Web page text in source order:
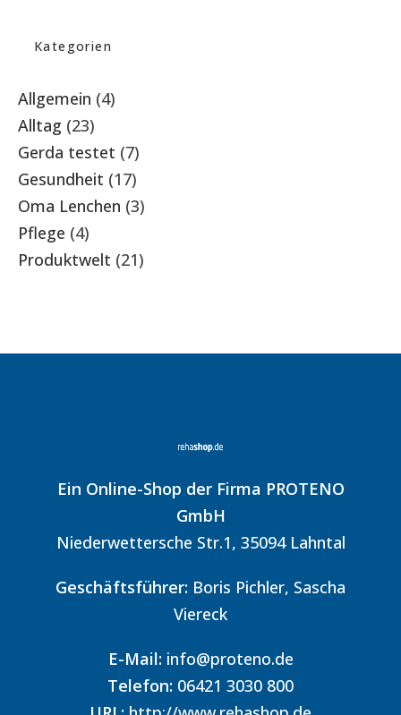
Kategorien
Allgemein (4)
Alltag (23)
Gerda testet (7)
Gesundheit (17)
Oma Lenchen (3)
Pflege (4)
Produktwelt (21)
Ein Online-Shop der Firma PROTENO
GmbH
Niederwettersche Str.1, 35094 Lahntal
Geschäftsführer: Boris Pichler, Sascha
Viereck
E-Mail:info@proteno.de
Telefon: 06421 3030 800